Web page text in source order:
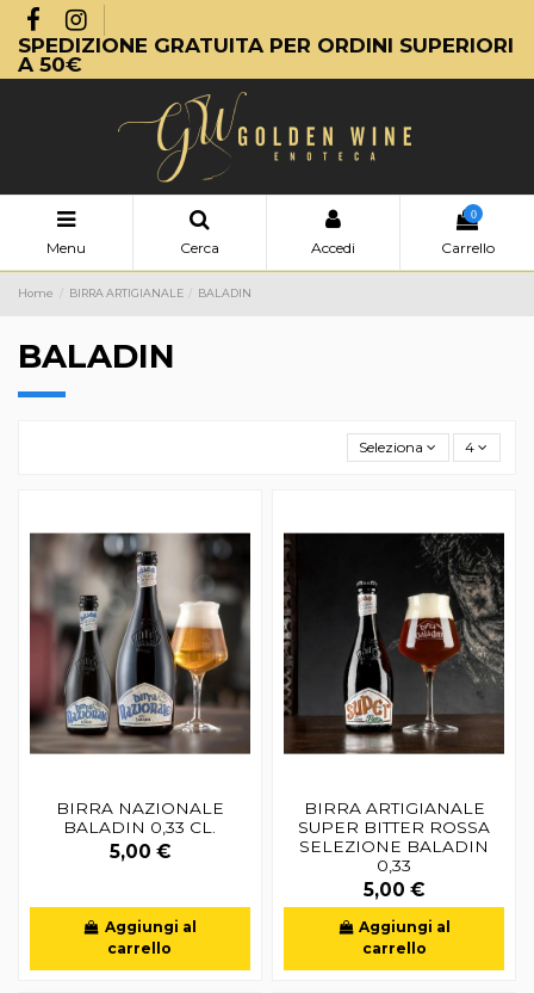
SPEDIZIONE GRATUITA PER ORDINI SUPERIORI
A 50€
Menu Cerca Accedi
0
Carrello
Home BIRRA ARTIGIANALE BALADIN
BALADIN
Seleziona 4
BIRRA NAZIONALE
BALADIN 0,33 CL.
5,00 €
Aggiungi al
carrello
BIRRA ARTIGIANALE
SUPER BITTER ROSSA
SELEZIONE BALADIN
0,33
5,00 €
Aggiungi al
carrello